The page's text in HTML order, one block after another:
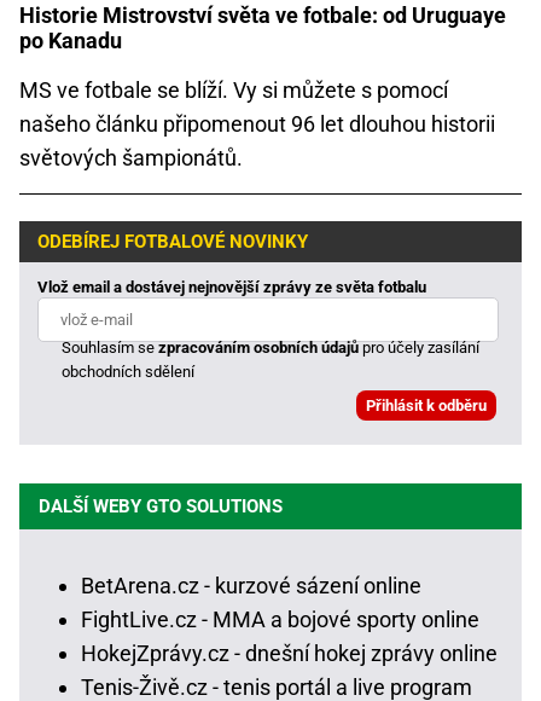
Historie Mistrovství světa ve fotbale: od Uruguaye
po Kanadu
MS ve fotbale se blíží. Vy si můžete s pomocí
našeho článku připomenout 96 let dlouhou historii
světových šampionátů.
ODEBÍREJ FOTBALOVÉ NOVINKY
Vlož email a dostávej nejnovější zprávy ze světa fotbalu
Souhlasím sezpracováním osobních údajůpro účely zasílání
obchodních sdělení
DALŠÍ WEBY GTO SOLUTIONS
BetArena.cz - kurzové sázení online
FightLive.cz - MMA a bojové sporty online
HokejZprávy.cz - dnešní hokej zprávy online
Tenis-Živě.cz - tenis portál a live program